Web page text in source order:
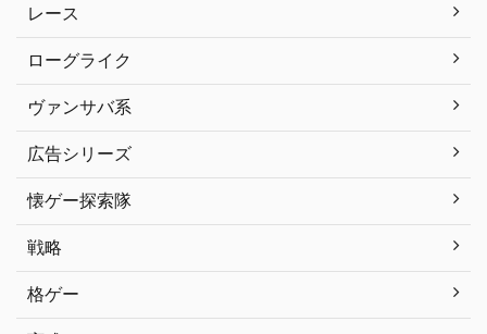
レース
ローグライク
ヴァンサバ系
広告シリーズ
懐ゲー探索隊
戦略
格ゲー